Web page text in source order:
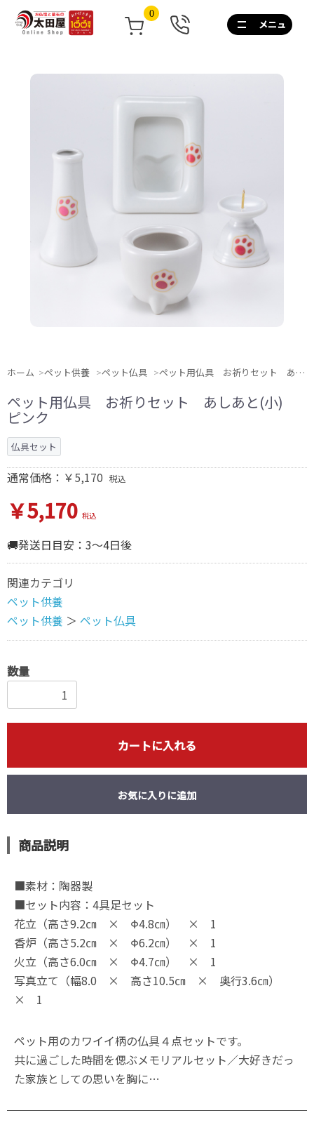
0
0120-
267-
料
10:00~17:00/
土
日
も
ホーム ペット供養 ペット仏具 ペット用仏具 お祈りセット あしあと(小) ピンク
ペット用仏具 お祈りセット あしあと(小)
ピンク
仏具セット
通常価格：￥5,170 税込
￥5,170 税込
🚚発送日目安：3～4日後
関連カテゴリ
ペット供養
ペット供養 ＞ ペット仏具
数量
カートに入れる
お気に入りに追加
商品説明
■素材：陶器製
■セット内容：4具足セット
花立（高さ9.2㎝ × Φ4.8㎝） × 1
香炉（高さ5.2㎝ × Φ6.2㎝） × 1
火立（高さ6.0㎝ × Φ4.7㎝） × 1
写真立て（幅8.0 × 高さ10.5㎝ × 奥行3.6㎝）
× 1
ペット用のカワイイ柄の仏具４点セットです。
共に過ごした時間を偲ぶメモリアルセット／大好きだっ
た家族としての思いを胸に…